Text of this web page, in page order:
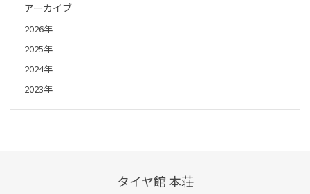
アーカイブ
2026年
2025年
2024年
2023年
タイヤ館 本荘